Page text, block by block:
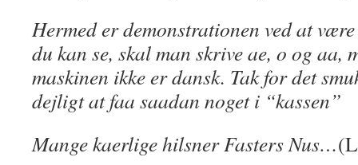
Hermed er demonstrationen ved at
du kan se, skal man skrive ae, o og aa,
maskinen ikke er dansk. Tak for det
dejligt at faa saadan noget i “kassen”
Mange kaerlige hilsner Fasters Nus…